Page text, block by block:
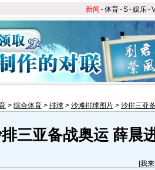
新闻 -体育-S-娱乐-
> 综合体育 > 排球 > 沙滩排球图片 > 沙排三亚
三亚备战奥运 薛晨
[我